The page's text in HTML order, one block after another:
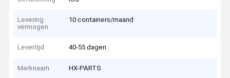
Levering
vermogen
10 containers/maand
Levertijd 40-55 dagen
Merknaam HX-PARTS